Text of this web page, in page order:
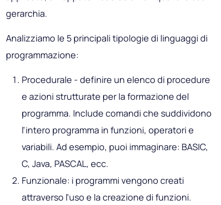
gerarchia.
Analizziamo le 5 principali tipologie di linguaggi di
programmazione:
Procedurale - definire un elenco di procedure
e azioni strutturate per la formazione del
programma. Include comandi che suddividono
l'intero programma in funzioni, operatori e
variabili. Ad esempio, puoi immaginare: BASIC,
C, Java, PASCAL, ecc.
Funzionale: i programmi vengono creati
attraverso l'uso e la creazione di funzioni.